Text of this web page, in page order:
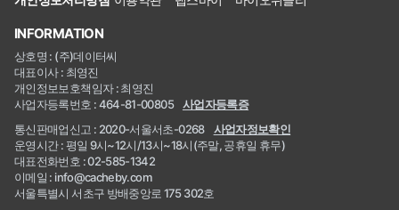
INFORMATION
상호명 : (주)데이터씨
대표이사 : 최영진
개인정보보호책임자 : 최영진
사업자등록번호 : 464-81-00805
사업자등록증
통신판매업신고 : 2020-서울서초-0268
사업자정보확인
운영시간 : 평일 9시~12시/13시~18시(주말, 공휴일 휴무)
대표전화번호 : 02-585-1342
이메일 : info@cacheby.com
서울특별시 서초구 방배중앙로 175 302호